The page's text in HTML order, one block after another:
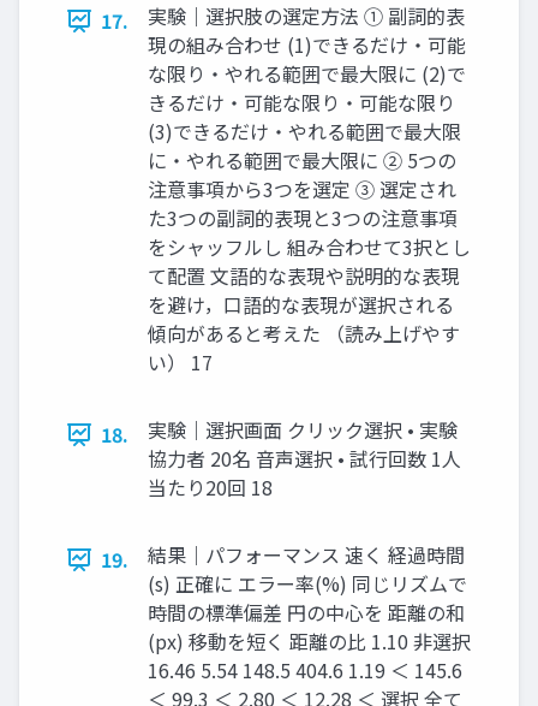
17.
実験｜選択肢の選定⽅法 ① 副詞的表
現の組み合わせ (1)できるだけ・可能
な限り・やれる範囲で最⼤限に (2)で
きるだけ・可能な限り・可能な限り
(3)できるだけ・やれる範囲で最⼤限
に・やれる範囲で最⼤限に ② 5つの
注意事項から3つを選定 ③ 選定され
た3つの副詞的表現と3つの注意事項
をシャッフルし 組み合わせて3択とし
て配置 ⽂語的な表現や説明的な表現
を避け，⼝語的な表現が選択される
傾向があると考えた （読み上げやす
い） 17
18.
実験｜選択画⾯ クリック選択 • 実験
協⼒者 20名 ⾳声選択 • 試⾏回数 1⼈
当たり20回 18
19.
結果｜パフォーマンス 速く 経過時間
(s) 正確に エラー率(%) 同じリズムで
時間の標準偏差 円の中⼼を 距離の和
(px) 移動を短く 距離の⽐ 1.10 ⾮選択
16.46 5.54 148.5 404.6 1.19 ＜ 145.6
＜ 99.3 ＜ 2.80 ＜ 12.28 ＜ 選択 全て